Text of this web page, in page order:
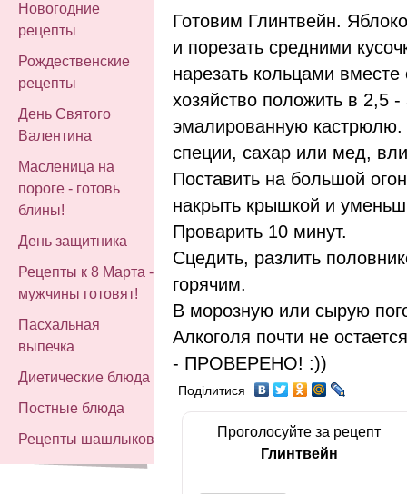
Новогодние
рецепты
Рождественские
рецепты
День Святого
Валентина
Масленица на
пороге - готовь
блины!
День защитника
Рецепты к 8 Марта -
мужчины готовят!
Пасхальная
выпечка
Диетические блюда
Постные блюда
Рецепты шашлыков
Готовим Глинтвейн.
и порезать средними
нарезать кольцами
хозяйство положить в 2,5
эмалированную кастрюлю.
специи, сахар или мед,
Поставить на большой
накрыть крышкой и
Проварить 10 минут.
Сцедить, разлить
горячим.
В морозную или сырую
Алкоголя почти не
- ПРОВЕРЕНО! :))
Поділитися
Проголосуйте за рецепт
Глинтвейн